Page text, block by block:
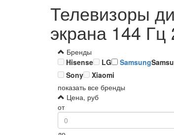
Телевизоры
экрана 144 Гц
Бренды
Hisense
LG Samsung
Sony
Xiaomi
показать все бренды
Цена, руб
от